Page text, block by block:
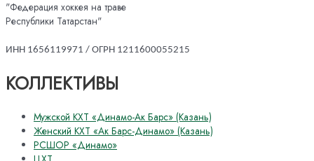
"Федерация хоккея на траве
Республики Татарстан"
ИНН 1656119971 / ОГРН 1211600055215
КОЛЛЕКТИВЫ
Мужской КХТ «Динамо-Ак Барс» (Казань)
Женский КХТ «Ак Барс-Динамо» (Казань)
РСШОР «Динамо»